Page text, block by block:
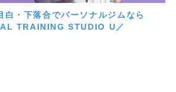
白・下落合でパーソナルジムなら
TRAINING STUDIO U／